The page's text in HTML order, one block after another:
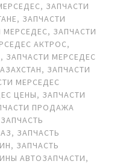
, ЗАПЧАСТИ
, ЗАПЧАСТИ
МЕРСЕДЕС, ЗАПЧАСТИ
АКТРОС,
, ЗАПЧАСТИ МЕРСЕДЕС
, ЗАПЧАСТИ
МЕРСЕДЕС
ЦЕНЫ, ЗАПЧАСТИ
ПРОДАЖА
ЗАПЧАСТЬ
, ЗАПЧАСТЬ
, ЗАПЧАСТЬ
АВТОЗАПЧАСТИ,